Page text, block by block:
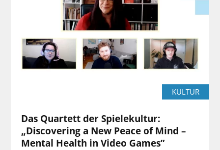
KULTUR
Das Quartett der Spielekultur:
„Discovering a New Peace of Mind –
Mental Health in Video Games”